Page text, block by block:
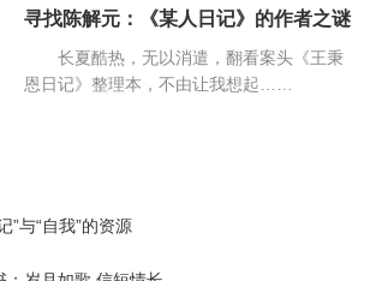
寻找陈解元：《某人日记》的作者之谜
长夏酷热，无以消遣，翻看案头《王秉
恩日记》整理本，不由让我想起……
”与“自我”的资源